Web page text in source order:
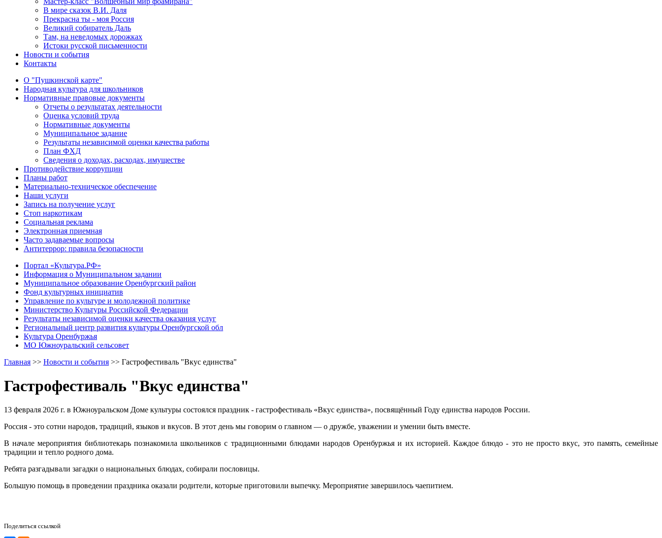
В мире сказок В.И. Даля
Прекрасна ты - моя Россия
Великий собиратель Даль
Там, на неведомых дорожках
Истоки русской письменности
Новости и события
Контакты
О "Пушкинской карте"
Народная культура для школьников
Нормативные правовые документы
Отчеты о результатах деятельности
Оценка условий труда
Нормативные документы
Муниципальное задание
Результаты независимой оценки качества работы
План ФХД
Сведения о доходах, расходах, имуществе
Противодействие коррупции
Планы работ
Материально-техническое обеспечение
Наши услуги
Запись на получение услуг
Стоп наркотикам
Социальная реклама
Электронная приемная
Часто задаваемые вопросы
Антитеррор: правила безопасности
Портал «Культура.РФ»
Информация о Муниципальном задании
Муниципальное образование Оренбургский район
Фонд культурных инициатив
Управление по культуре и молодежной политике
Министерство Культуры Российской Федерации
Результаты независимой оценки качества оказания услуг
Региональный центр развития культуры Оренбургской обл
Культура Оренбуржья
МО Южноуральский сельсовет
Главная >> Новости и события >> Гастрофестиваль "Вкус единства"
Гастрофестиваль "Вкус единства"
13 февраля 2026 г. в Южноуральском Доме культуры состоялся праздник - гастрофестиваль «Вкус единства», посвящённый Году единства народов России.
Россия - это сотни народов, традиций, языков и вкусов. В этот день мы говорим о главном — о дружбе, уважении и умении быть вместе.
В начале мероприятия библиотекарь познакомила школьников с традиционными блюдами народов Оренбуржья и их историей. Каждое блюдо - это не просто вкус, это память, семейные
традиции и тепло родного дома.
Ребята разгадывали загадки о национальных блюдах, собирали пословицы.
Большую помощь в проведении праздника оказали родители, которые приготовили выпечку. Мероприятие завершилось чаепитием.
Поделиться ссылкой